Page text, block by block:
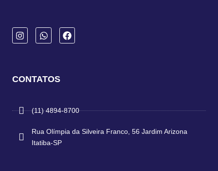
CONTATOS
(11) 4894-8700
Rua Olímpia da Silveira Franco, 56 Jardim Arizona
Itatiba-SP